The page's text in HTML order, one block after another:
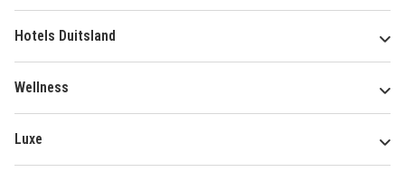
Hotels Duitsland
Wellness
Luxe